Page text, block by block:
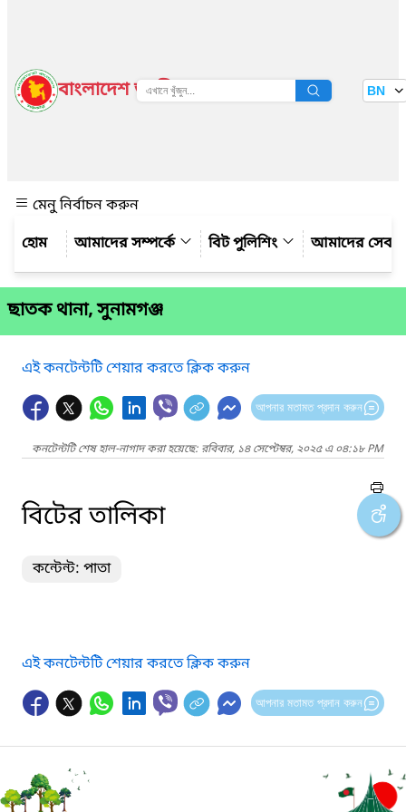
বাংলাদেশ জাতীয় তথ্য বাতায়ন BN
মেনু নির্বাচন করুন
আমাদের সম্পর্কে
বিট পুলিশিং আমাদের সেবা
ছাতক থানা, সুনামগঞ্জ
এই কনটেন্টটি শেয়ার করতে ক্লিক করুন
আপনার মতামত প্রদান করুন
কনটেন্টটি শেষ হাল-নাগাদ করা হয়েছে: রবিবার, ১৪ সেপ্টেম্বর, ২০২৫ এ ০৪:১৮ PM
বিটের তালিকা
কন্টেন্ট: পাতা
এই কনটেন্টটি শেয়ার করতে ক্লিক করুন
আপনার মতামত প্রদান করুন